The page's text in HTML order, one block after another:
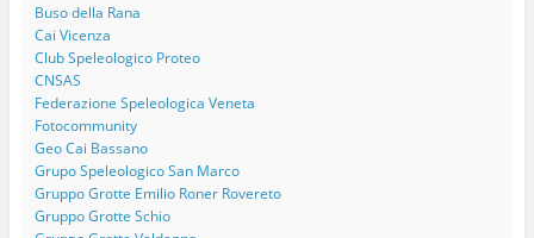
Buso della Rana
Cai Vicenza
Club Speleologico Proteo
CNSAS
Federazione Speleologica Veneta
Fotocommunity
Geo Cai Bassano
Grupo Speleologico San Marco
Gruppo Grotte Emilio Roner Rovereto
Gruppo Grotte Schio